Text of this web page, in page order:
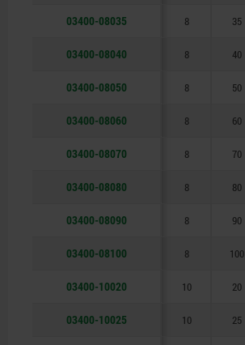
03400-08035 8 35
03400-08040 8 40
03400-08050 8 50
03400-08060 8 60
03400-08070 8 70
03400-08080 8 80
03400-08090 8 90
03400-08100 8 100
03400-10020 10 20
03400-10025 10 25